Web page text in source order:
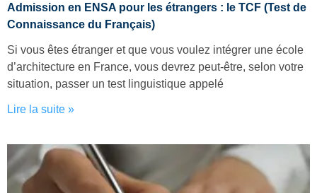
Admission en ENSA pour les étrangers : le TCF (Test de
Connaissance du Français)
Si vous êtes étranger et que vous voulez intégrer une école
d’architecture en France, vous devrez peut-être, selon votre
situation, passer un test linguistique appelé
Lire la suite »